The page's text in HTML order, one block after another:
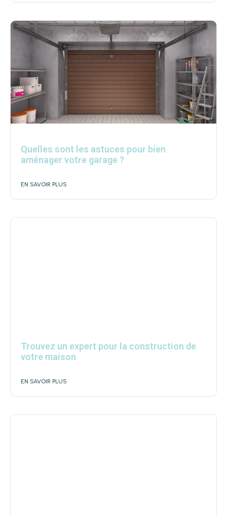
Quelles sont les astuces pour bien
aménager votre garage ?
EN SAVOIR PLUS
Trouvez un expert pour la construction de
votre maison
EN SAVOIR PLUS